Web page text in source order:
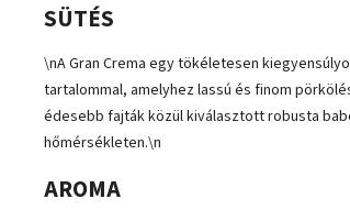
SÜTÉS
\nA Gran Crema egy tökéletesen
tartalommal, amelyhez lassú és finom
édesebb fajták közül kiválasztott robusta
hőmérsékleten.\n
AROMA